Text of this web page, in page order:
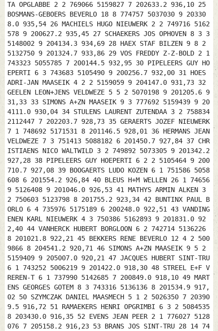
TA OPGLABBE 2 2 769066 5159827 7 202633.2 936,10 25
BOSMANS-GEBOERS BEVERLO 18 8 774757 5037030 9 20330
8.0 935,54 26 MACHIELS HUGO NIEUWERK 2 2 749716 5162
578 9 200627.2 935,45 27 SCHAEKERS JOS OPHOVEN 8 3 3
5148002 9 204134.3 934,69 28 HAEX STAF BILZEN 9 8 2
5132750 9 201324.7 933,86 29 VOS FREDDY Z-Z-BOLD 2 1
743323 5055785 7 200144.5 932,95 30 PIPELEERS GUY HO
EPERTI 6 3 743683 5105490 9 200256.7 932,00 31 HOES
ADRI-JAN MAASEIK 4 2 2 5159059 9 204147.0 931,73 32
GEELEN LEON+JENS VELDWEZE 5 5 2 5070198 9 201205.6 9
31,33 33 SIMONS A+ZN MAASEIK 9 3 777692 5159439 9 20
4111.0 930,04 34 STULENS LAURENT ZUTENDAA 3 2 758834
2112447 7 202203.7 928,73 35 GERAERTS JOZEF NIEUWERK
7 1 748692 5171531 8 201146.5 928,01 36 HERMANS JEAN
VELDWEZE 7 3 751413 5088182 6 201450.7 927,84 37 CHR
ISTIAENS NICO WALTWILD 3 2 749892 5073305 9 201342.2
927,28 38 PIPELEERS GUY HOEPERTI 6 2 2 5105464 9 200
710.7 927,08 39 BOOGAERTS LUDO KOZEN 6 1 751586 5058
608 6 201554.2 926,84 40 BLEUS H+M WELLEN 26 1 74656
9 5126408 9 201046.0 926,53 41 MATHYS ARMIN ALKEN 3
2 750603 5123798 8 201755.2 923,34 42 BUNTINX PAUL B
ORLO 6 4 735976 5175189 6 200248.0 922,51 43 VANDING
ENEN KARL NIEUWERK 4 3 750386 5162893 9 201831.0 92
2,40 44 VANHERCK HUBERT BORGLOON 6 2 742714 5136226
8 201021.8 922,21 45 BEKKERS RENE BEVERLO 12 4 2 500
9866 8 204541.2 920,71 46 SIMONS A+ZN MAASEIK 9 5 2
5159409 9 205007.0 920,21 47 JACQUES HUBERT SINT-TRU
6 1 743252 5006219 9 201422.0 918,30 48 STREEL E+F V
REREN-T 6 1 737990 5142685 7 200849.0 918,10 49 MART
ENS GEORGES GOTEM 8 3 743316 5136136 8 201534.9 917,
02 50 SZYMCZAK DANIEL MAASMECH 5 1 2 5026350 7 20390
9.5 916,72 51 RAMAEKERS HENRI OPGRIMBI 6 3 2 5084535
8 203430.0 916,35 52 EVENS JEAN PEER 2 1 776027 5128
076 7 205158.2 916,23 53 BRANS JOS SINT-TRU 28 14 74